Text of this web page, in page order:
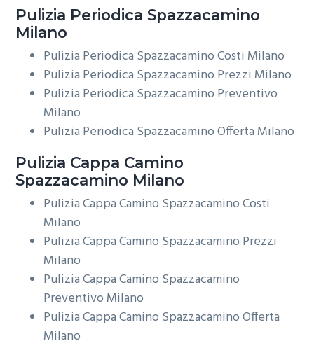
Pulizia Periodica Spazzacamino
Milano
Pulizia Periodica Spazzacamino Costi Milano
Pulizia Periodica Spazzacamino Prezzi Milano
Pulizia Periodica Spazzacamino Preventivo
Milano
Pulizia Periodica Spazzacamino Offerta Milano
Pulizia Cappa Camino
Spazzacamino Milano
Pulizia Cappa Camino Spazzacamino Costi
Milano
Pulizia Cappa Camino Spazzacamino Prezzi
Milano
Pulizia Cappa Camino Spazzacamino
Preventivo Milano
Pulizia Cappa Camino Spazzacamino Offerta
Milano